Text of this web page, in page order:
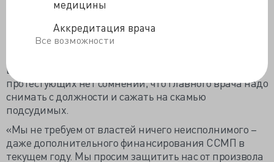
медицины
Аккредитация врача
Все возможности
занизили на 5%, что привело к изъятию из средств
станции 70,2 млн. рублей. Во избежание удорожания
вызывать «на себя» специализированные. У
протестующих нет сомнений, что главного врача надо
снимать с должности и сажать на скамью
подсудимых.
«Мы не требуем от властей ничего неисполнимого –
даже дополнительного финансирования ССМП в
текущем году. Мы просим защитить нас от произвола